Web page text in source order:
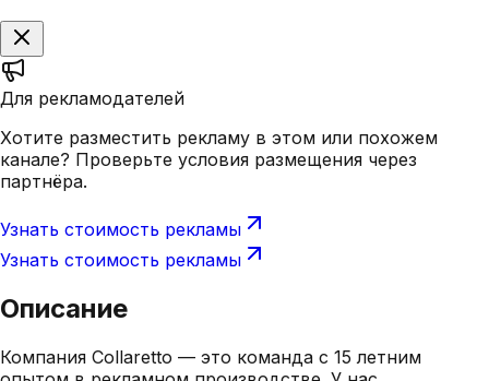
Для рекламодателей
Хотите разместить рекламу в этом или похожем
канале? Проверьте условия размещения через
партнёра.
Узнать стоимость рекламы
Узнать стоимость рекламы
Описание
Компания Collaretto — это команда с 15 летним